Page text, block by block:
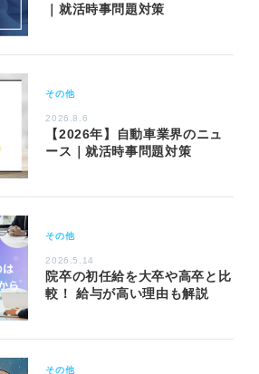
｜就活時事問題対策
その他
2026.8.6
【2026年】自動車業界のニュ
ース｜就活時事問題対策
その他
2026.5.14
院卒の初任給を大卒や高卒と比
較！ 給与が高い理由も解説
その他